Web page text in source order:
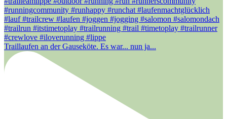
Traillaufen an der Gauseköte. Es war... nun ja...